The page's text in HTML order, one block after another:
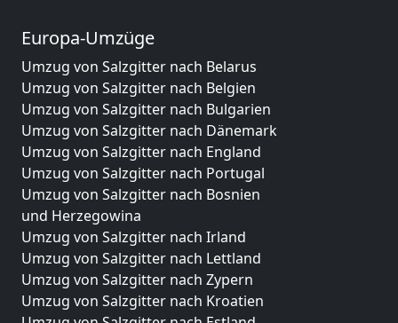
Europa-Umzüge
Umzug von Salzgitter nach Belarus
Umzug von Salzgitter nach Belgien
Umzug von Salzgitter nach Bulgarien
Umzug von Salzgitter nach Dänemark
Umzug von Salzgitter nach England
Umzug von Salzgitter nach Portugal
Umzug von Salzgitter nach Bosnien
und Herzegowina
Umzug von Salzgitter nach Irland
Umzug von Salzgitter nach Lettland
Umzug von Salzgitter nach Zypern
Umzug von Salzgitter nach Kroatien